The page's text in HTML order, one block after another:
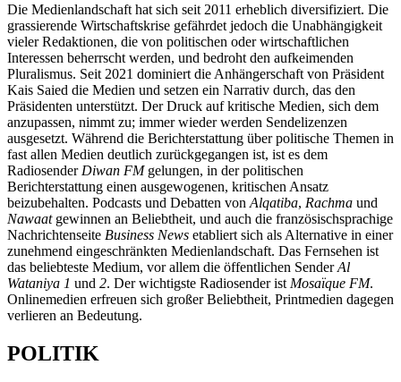
Die Medienlandschaft hat sich seit 2011 erheblich diversifiziert. Die
grassierende Wirtschaftskrise gefährdet jedoch die Unabhängigkeit
vieler Redaktionen, die von politischen oder wirtschaftlichen
Interessen beherrscht werden, und bedroht den aufkeimenden
Pluralismus. Seit 2021 dominiert die Anhängerschaft von Präsident
Kais Saied die Medien und setzen ein Narrativ durch, das den
Präsidenten unterstützt. Der Druck auf kritische Medien, sich dem
anzupassen, nimmt zu; immer wieder werden Sendelizenzen
ausgesetzt. Während die Berichterstattung über politische Themen in
fast allen Medien deutlich zurückgegangen ist, ist es dem
Radiosender Diwan FMgelungen, in der politischen
Berichterstattung einen ausgewogenen, kritischen Ansatz
beizubehalten. Podcasts und Debatten von Alqatiba, Rachma und
Nawaatgewinnen an Beliebtheit, und auch die französischsprachige
Nachrichtenseite Business News etabliert sich als Alternative in einer
zunehmend eingeschränkten Medienlandschaft. Das Fernsehen ist
das beliebteste Medium, vor allem die öffentlichen SenderAl
Wataniya 1 und 2. Der wichtigste Radiosender ist Mosaïque FM.
Onlinemedien erfreuen sich großer Beliebtheit, Printmedien dagegen
verlieren an Bedeutung.
POLITIK